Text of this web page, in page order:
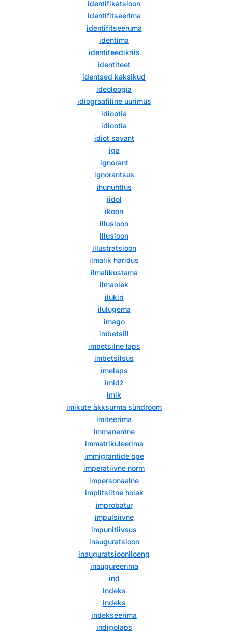
identifikatsioon
identifitseerima
identifitseeruma
identima
identiteedikriis
identiteet
identsed kaksikud
ideoloogia
idiograafiline uurimus
idiootia
idiootia
idiot savant
iga
ignorant
ignorantsus
ihunuhtlus
iidol
ikoon
illusioon
illusioon
illustratsioon
ilmalik haridus
ilmalikustama
ilmaolek
ilukiri
ilulugema
imago
imbetsill
imbetsilne laps
imbetsilsus
imelaps
imidž
imik
imikute äkksurma sündroom
imiteerima
immanentne
immatrikuleerima
immigrantide õpe
imperatiivne norm
impersonaalne
implitsiitne hoiak
improbatur
impulsiivne
impunitiivsus
inauguratsioon
inauguratsiooniloeng
inaugureerima
ind
indeks
indeks
indekseerima
indigolaps